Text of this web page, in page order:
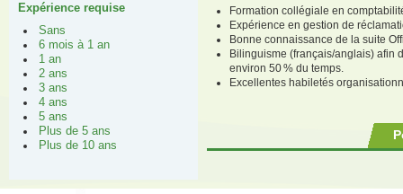
Expérience requise
Sans
6 mois à 1 an
1 an
2 ans
3 ans
4 ans
5 ans
Plus de 5 ans
Plus de 10 ans
Formation collégiale en
Expérience en gestion de
Bonne connaissance de la suite
Bilinguisme (français/anglais) afin
environ 50 % du temps.
Excellentes habiletés